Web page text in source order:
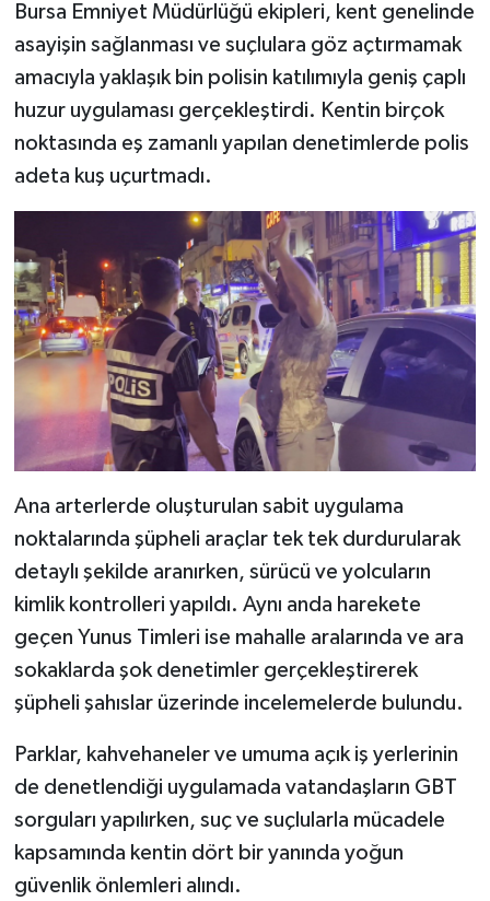
Bursa Emniyet Müdürlüğü ekipleri, kent genelinde
asayişin sağlanması ve suçlulara göz açtırmamak
amacıyla yaklaşık bin polisin katılımıyla geniş çaplı
huzur uygulaması gerçekleştirdi. Kentin birçok
noktasında eş zamanlı yapılan denetimlerde polis
adeta kuş uçurtmadı.
Ana arterlerde oluşturulan sabit uygulama
noktalarında şüpheli araçlar tek tek durdurularak
detaylı şekilde aranırken, sürücü ve yolcuların
kimlik kontrolleri yapıldı. Aynı anda harekete
geçen Yunus Timleri ise mahalle aralarında ve ara
sokaklarda şok denetimler gerçekleştirerek
şüpheli şahıslar üzerinde incelemelerde bulundu.
Parklar, kahvehaneler ve umuma açık iş yerlerinin
de denetlendiği uygulamada vatandaşların GBT
sorguları yapılırken, suç ve suçlularla mücadele
kapsamında kentin dört bir yanında yoğun
güvenlik önlemleri alındı.